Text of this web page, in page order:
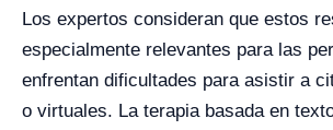
Los expertos consideran que estos
especialmente relevantes para las
enfrentan dificultades para asistir a
o virtuales. La terapia basada en